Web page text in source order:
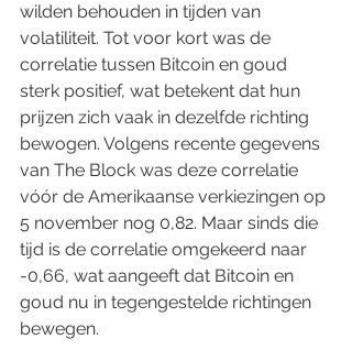
wilden behouden in tijden van
volatiliteit. Tot voor kort was de
correlatie tussen Bitcoin en goud
sterk positief, wat betekent dat hun
prijzen zich vaak in dezelfde richting
bewogen. Volgens recente gegevens
van The Block was deze correlatie
vóór de Amerikaanse verkiezingen op
5 november nog 0,82. Maar sinds die
tijd is de correlatie omgekeerd naar
-0,66, wat aangeeft dat Bitcoin en
goud nu in tegengestelde richtingen
bewegen.